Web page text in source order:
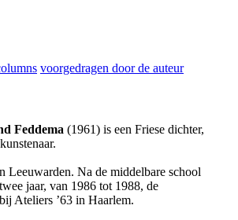
voorgedragen door de auteur
Feddema (1961) is een Friese dichter,
Leeuwarden. Na de middelbare school
jaar, van 1986 tot 1988, de
Ateliers ’63 in Haarlem.